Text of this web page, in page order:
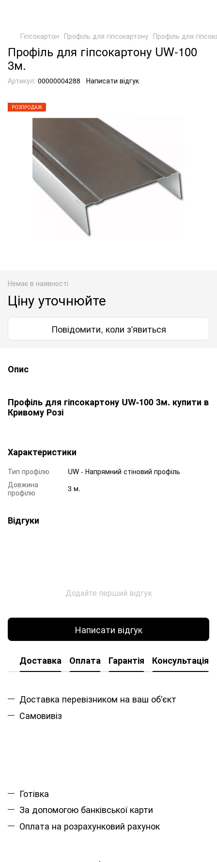
Гіпсокартон Профіль для гіпсокартону Профіль для
Профіль для гіпсокартону UW-100
3м.
Артикул: 00000004288 Написати відгук
РОЗПРОДАЖ
Немає в наявності
Ціну уточнюйте
Повідомити, коли з'явиться
Опис
Профіль для гіпсокартону UW-100 3м. купити в
Кривому Розі
Характеристики
Тип профілю
UW - Напрямний стіновий профіль
Довжина
профілю
3 м.
Відгуки
Додайте перший відгук
Написати відгук
Доставка Оплата Гарантія Консультація
Доставка перевізником на ваш об'єкт
Самовивіз
Готівка
За допомогою банківської карти
Оплата на розрахунковий рахунок